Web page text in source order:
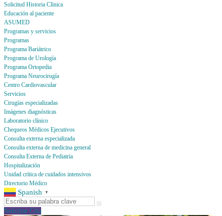
Solicitud Historia Clínica
Educación al paciente
ASUMED
Programas y servicios
Programas
Programa Bariátrico
Programa de Urología
Programa Ortopedia
Programa Neurocirugía
Centro Cardiovascular
Servicios
Cirugías especializadas
Imágenes diagnósticas
Laboratorio clínico
Chequeos Médicos Ejecutivos
Consulta externa especializada
Consulta externa de medicina general
Consulta Externa de Pediatría
Hospitalización
Unidad crítica de cuidados intensivos
Directorio Médico
Spanish ▼
Solicitar Cita